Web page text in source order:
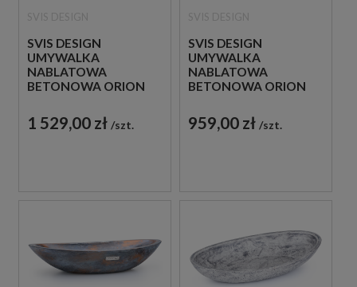
SVIS DESIGN
UMYWALKA
NABLATOWA
BETONOWA ORION
1 529,00 zł szt.
SVIS DESIGN
UMYWALKA
NABLATOWA
BETONOWA ORION
959,00 zł szt.